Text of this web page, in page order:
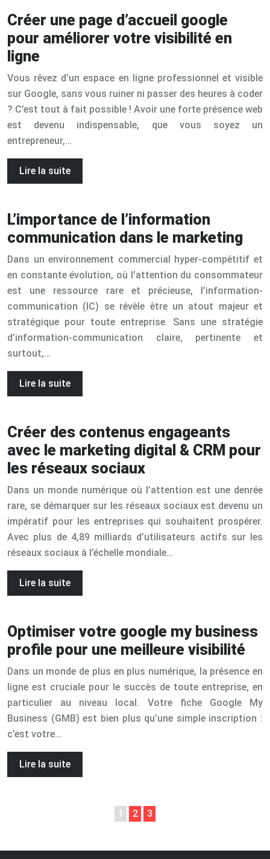
Créer une page d’accueil google
pour améliorer votre visibilité en
ligne
Vous rêvez d’un espace en ligne professionnel et visible
sur Google, sans vous ruiner ni passer des heures à coder
? C’est tout à fait possible ! Avoir une forte présence web
est devenu indispensable, que vous soyez un
entrepreneur,…
Lire la suite
L’importance de l’information
communication dans le marketing
Dans un environnement commercial hyper-compétitif et
en constante évolution, où l’attention du consommateur
est une ressource rare et précieuse, l’information-
communication (IC) se révèle être un atout majeur et
stratégique pour toute entreprise. Sans une stratégie
d’information-communication claire, pertinente et
surtout,…
Lire la suite
Créer des contenus engageants
avec le marketing digital & CRM pour
les réseaux sociaux
Dans un monde numérique où l’attention est une denrée
rare, se démarquer sur les réseaux sociaux est devenu un
impératif pour les entreprises qui souhaitent prospérer.
Avec plus de 4,89 milliards d’utilisateurs actifs sur les
réseaux sociaux à l’échelle mondiale…
Lire la suite
Optimiser votre google my business
profile pour une meilleure visibilité
Dans un monde de plus en plus numérique, la présence en
ligne est cruciale pour le succès de toute entreprise, en
particulier au niveau local. Votre fiche Google My
Business (GMB) est bien plus qu’une simple inscription :
c’est votre…
Lire la suite
1 2 3